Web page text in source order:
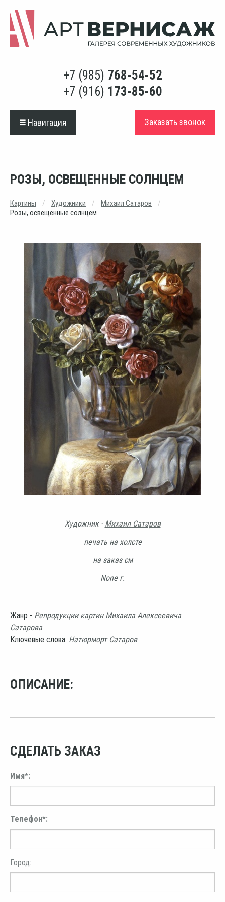
+7 (985) 768-54-52
+7 (916) 173-85-60
Навигация Заказать звонок
РОЗЫ, ОСВЕЩЕННЫЕ СОЛНЦЕМ
Картины Художники
Михаил Сатаров
Розы, освещенные солнцем
Художник - Михаил Сатаров
печать на холсте
на заказ см
None г.
Жанр - Репродукции картин Михаила Алексеевича
Сатарова
Ключевые слова: Натюрморт Сатаров
ОПИСАНИЕ:
СДЕЛАТЬ ЗАКАЗ
Имя*:
Телефон*:
Город: